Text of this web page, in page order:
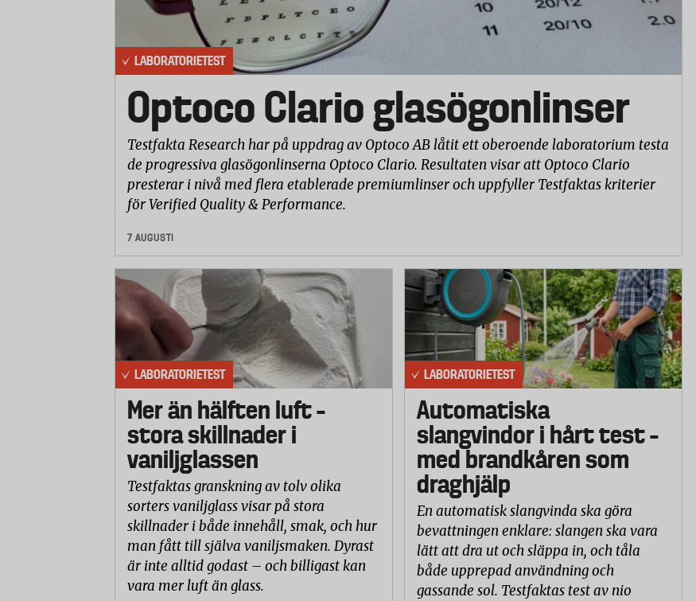
LABORATORIETEST
Optoco Clario glasögonlinser
Testfakta Research har på uppdrag av Optoco AB låtit ett oberoende laboratorium testa
de progressiva glasögonlinserna Optoco Clario. Resultaten visar att Optoco Clario
presterar i nivå med flera etablerade premiumlinser och uppfyller Testfaktas kriterier
för Verified Quality & Performance.
7 AUGUSTI
LABORATORIETEST
Mer än hälften luft –
stora skillnader i
vaniljglassen
Testfaktas granskning av tolv olika
sorters vaniljglass visar på stora
skillnader i både innehåll, smak, och hur
man fått till själva vaniljsmaken. Dyrast
är inte alltid godast – och billigast kan
vara mer luft än glass.
LABORATORIETEST
Automatiska
slangvindor i hårt test –
med brandkåren som
draghjälp
En automatisk slangvinda ska göra
bevattningen enklare: slangen ska vara
lätt att dra ut och släppa in, och tåla
både upprepad användning och
gassande sol. Testfaktas test av nio